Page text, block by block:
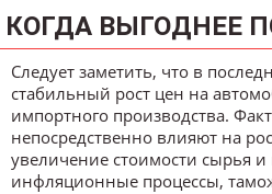
КОГДА ВЫГОДНЕЕ
Следует заметить, что в
стабильный рост цен на
импортного производства.
непосредственно влияют на
увеличение стоимости сырья и
инфляционные процессы,